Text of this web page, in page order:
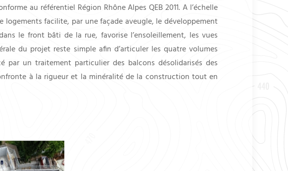
au référentiel Région Rhône Alpes QEB 2011. A l’échelle
facilite, par une façade aveugle, le développement
le front bâti de la rue, favorise l’ensoleillement, les vues
du projet reste simple afin d’articuler les quatre volumes
par un traitement particulier des balcons désolidarisés des
à la rigueur et la minéralité de la construction tout en